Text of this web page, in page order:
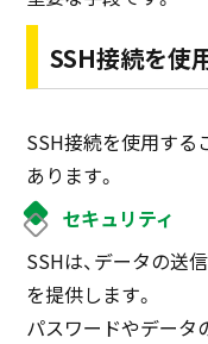
SSH接続を使
SSH接続を使用する
あります。
セキュリティ
SSHは、データの送
を提供します。
パスワードやデータ